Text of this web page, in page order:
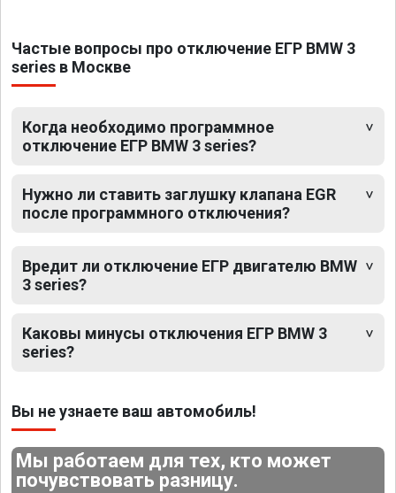
Частые вопросы про отключение ЕГР BMW 3
series в Москве
Когда необходимо программное
отключение ЕГР BMW 3 series?
Нужно ли ставить заглушку клапана EGR
после программного отключения?
Вредит ли отключение ЕГР двигателю BMW
3 series?
Каковы минусы отключения ЕГР BMW 3
series?
Вы не узнаете ваш автомобиль!
Мы работаем для тех, кто может
почувствовать разницу.